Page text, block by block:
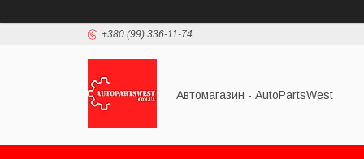
+380 (99) 336-11-74
Автомагазин - AutoPartsWest